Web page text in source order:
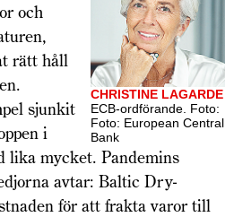
CHRISTINE LAGARDE
ECB-ordförande. Foto:
Foto: European Central
Bank
och
rätt håll
sjunkit
i
lika mycket. Pandemins
avtar: Baltic Dry-
för att frakta varor till